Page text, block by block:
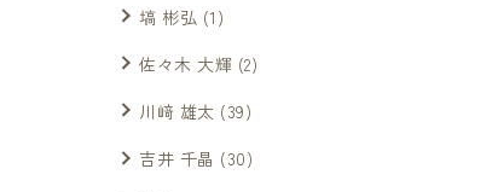
塙 彬弘 (1)
佐々木 大輝 (2)
川﨑 雄太 (39)
吉井 千晶 (30)